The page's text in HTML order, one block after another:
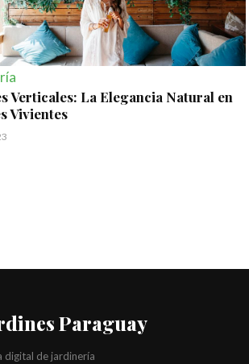
Verticales: La Elegancia Natural en
Vivientes
Paraguay
digital de jardinería